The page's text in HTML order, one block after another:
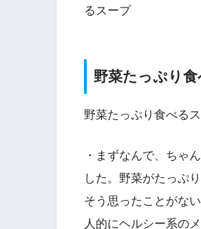
るスープ
野菜たっぷり
野菜たっぷり食べる
・まずなんで、ちゃ
した。野菜がたっぷ
そう思ったことがな
人的にヘルシー系の